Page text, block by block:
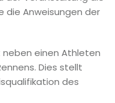
die Anweisungen der
neben einen Athleten
Dies stellt
des